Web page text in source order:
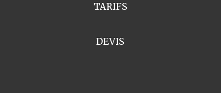
TARIFS
DEVIS